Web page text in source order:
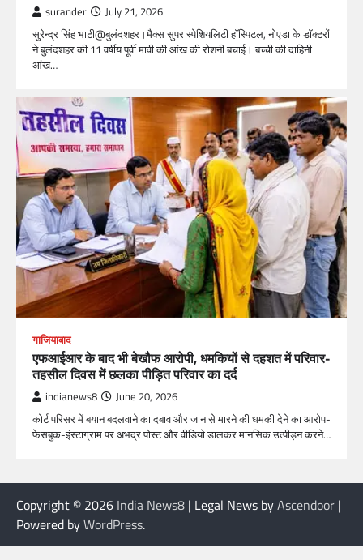
surander July 21, 2026
सुरेन्द्र सिंह भाटी@बुलंदशहर।मैक्स सुपर स्पेशियलिटी हॉस्पिटल, नोएडा के डॉक्टरों
ने बुलंदशहर की 11 वर्षीय पूर्वी मावी की आंख की रोशनी बचाई। बच्ची की दाहिनी
आंख…
गाजियाबाद
एफआईआर के बाद भी बेखौफ आरोपी, धमकियों से दहशत में परिवार-
तहसील दिवस में छलका पीड़ित परिवार का दर्द
indianews8 June 20, 2026
कोर्ट परिसर में बयान बदलवाने का दबाव और जान से मारने की धमकी देने का आरोप-
फेसबुक-इंस्टाग्राम पर अभद्र पोस्ट और वीडियो डालकर मानसिक उत्पीड़न करने…
Copyright © 2026 India News8 | Legal News byAscendoor |
Powered byWordPress.